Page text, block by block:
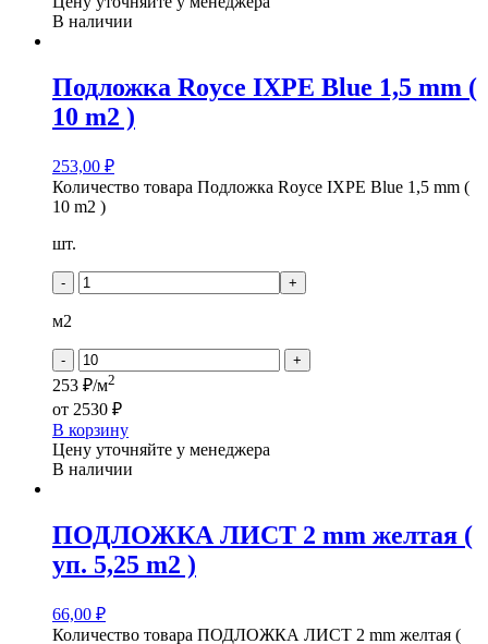
В наличии
Подложка Royce IXPE Blue 1,5 mm (
10 m2 )
253,00 ₽
Количество товара Подложка Royce IXPE Blue 1,5 mm (
10 m2 )
шт.
- +
м2
- +
253 ₽/м2
от 2530 ₽
В корзину
Цену уточняйте у менеджера
В наличии
ПОДЛОЖКА ЛИСТ 2 mm желтая (
уп. 5,25 m2 )
66,00 ₽
Количество товара ПОДЛОЖКА ЛИСТ 2 mm желтая (